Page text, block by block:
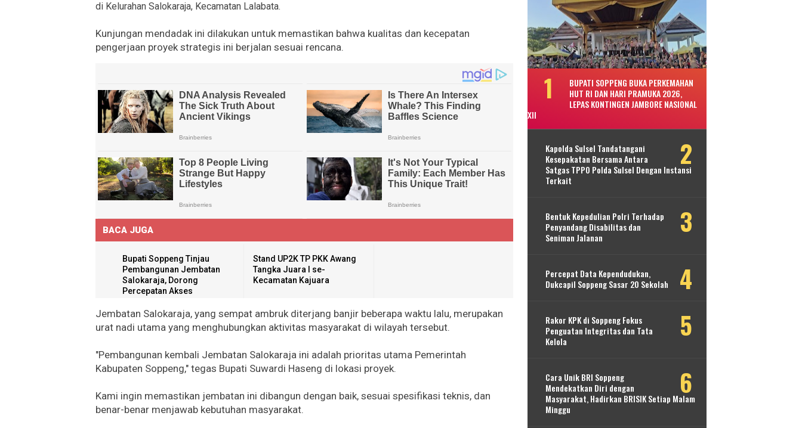
di Kelurahan Salokaraja, Kecamatan Lalabata.
Kunjungan mendadak ini dilakukan untuk memastikan bahwa kualitas dan kecepatan
pengerjaan proyek strategis ini berjalan sesuai rencana.
BACA JUGA
Bupati Soppeng Tinjau
Pembangunan Jembatan
Salokaraja, Dorong
Percepatan Akses
Stand UP2K TP PKK Awang
Tangka Juara I se-
Kecamatan Kajuara
Jembatan Salokaraja, yang sempat ambruk diterjang banjir beberapa waktu lalu, merupakan
urat nadi utama yang menghubungkan aktivitas masyarakat di wilayah tersebut.
"Pembangunan kembali Jembatan Salokaraja ini adalah prioritas utama Pemerintah
Kabupaten Soppeng," tegas Bupati Suwardi Haseng di lokasi proyek.
Kami ingin memastikan jembatan ini dibangun dengan baik, sesuai spesifikasi teknis, dan
benar-benar menjawab kebutuhan masyarakat.
BUPATI SOPPENG BUKA PERKEMAHAN
HUT RI DAN HARI PRAMUKA 2026,
LEPAS KONTINGEN JAMBORE NASIONAL
XII
Kapolda Sulsel Tandatangani
Kesepakatan Bersama Antara
Satgas TPPO Polda Sulsel Dengan Instansi
Terkait
Bentuk Kepedulian Polri Terhadap
Penyandang Disabilitas dan
Seniman Jalanan
Percepat Data Kependudukan,
Dukcapil Soppeng Sasar 20 Sekolah
Rakor KPK di Soppeng Fokus
Penguatan Integritas dan Tata
Kelola
Cara Unik BRI Soppeng
Mendekatkan Diri dengan
Masyarakat, Hadirkan BRISIK Setiap Malam
Minggu